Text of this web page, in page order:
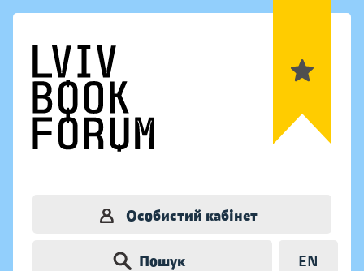
Особистий кабінет
Пошук EN